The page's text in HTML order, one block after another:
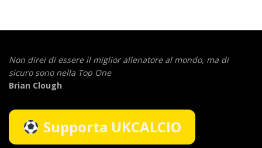
Non direi di essere il miglior allenatore al mondo, ma di
sicuro sono nella Top One
Brian Clough
Supporta UKCALCIO